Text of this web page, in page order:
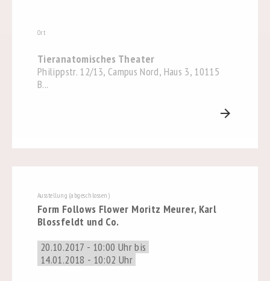
Ort
Tieranatomisches Theater
Philippstr. 12/13, Campus Nord, Haus 3, 10115
B...
arrow_forward
Ausstellung (abgeschlossen)
Form Follows Flower Moritz Meurer, Karl
Blossfeldt und Co.
20.10.2017 - 10:00 Uhr bis
14.01.2018 - 10:02 Uhr